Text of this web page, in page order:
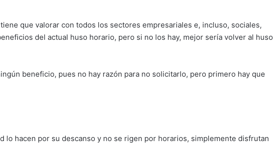
que valorar con todos los sectores empresariales e, incluso, sociales,
del actual huso horario, pero si no los hay, mejor sería volver al huso
beneficio, pues no hay razón para no solicitarlo, pero primero hay que
lo hacen por su descanso y no se rigen por horarios, simplemente disfrutan